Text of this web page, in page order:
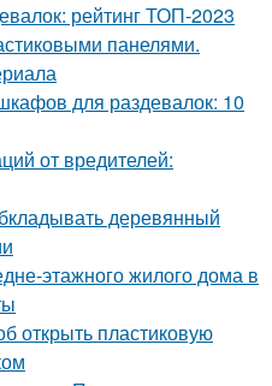
рейтинг ТОП-2023
панелями.
для раздевалок: 10
от вредителей:
деревянный
этажного жилого дома в
открыть пластиковую